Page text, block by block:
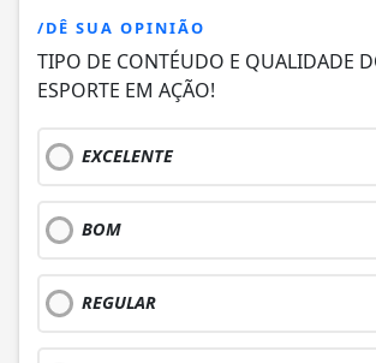
/DÊ SUA OPINIÃO
TIPO DE CONTÉUDO E QUALIDADE
ESPORTE EM AÇÃO!
EXCELENTE
BOM
REGULAR